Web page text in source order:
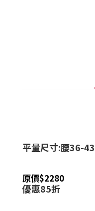
平量尺寸:腰36-
原價$2280
優惠85折